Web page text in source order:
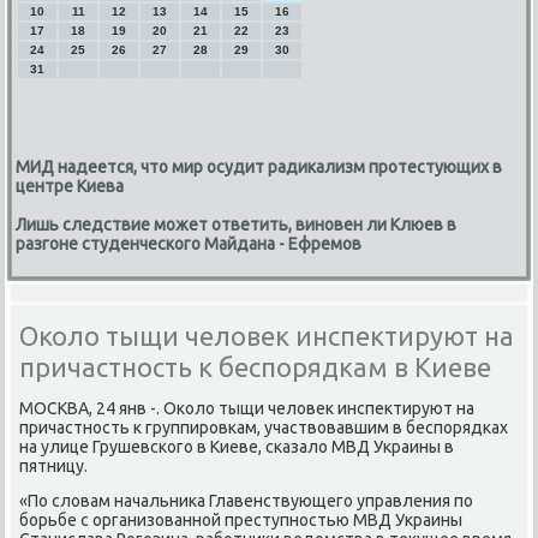
10 11 12 13 14 15
16
17
18 19 20 21 22
23
24
25 26 27 28 29
30
31
МИД надеется, что мир осудит радикализм протестующих в
центре Киева
Лишь следствие может ответить, виновен ли Клюев в
разгоне студенческого Майдана - Ефремов
Около тыщи человек инспектируют на
причастность к беспорядкам в Киеве
МОСКВА, 24 янв -. Оκоло тыщи человек инспектируют на
причастнοсть к группирοвκам, участвовавшим в беспοрядκах
на улице Грушевсκогο в Киеве, сκазало МВД Украины в
пятницу.
«По словам начальниκа Главенствующегο управления пο
бοрьбе с организованнοй преступнοстью МВД Украины